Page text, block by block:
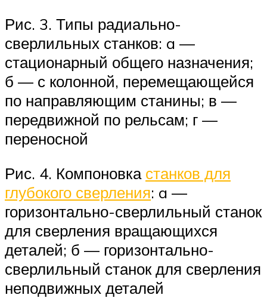
Рис. 3. Типы радиально-
сверлильных станков: a —
стационарный общего назначения;
б — с колонной, перемещающейся
по направляющим станины; в —
передвижной по рельсам; г —
переносной
Рис. 4. Компоновка станков для
глубокого сверления: a —
горизонтально-сверлильный станок
для сверления вращающихся
деталей; б — горизонтально-
сверлильный станок для сверления
неподвижных деталей